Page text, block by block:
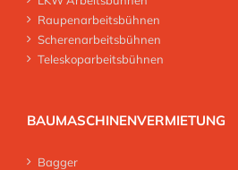
Raupenarbeitsbühnen
Scherenarbeitsbühnen
Teleskoparbeitsbühnen
BAUMASCHINENVERMIETUNG
Bagger